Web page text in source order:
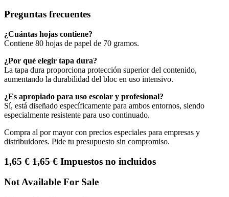
Preguntas frecuentes
¿Cuántas hojas contiene?
Contiene 80 hojas de papel de 70 gramos.
¿Por qué elegir tapa dura?
La tapa dura proporciona protección superior del contenido,
aumentando la durabilidad del bloc en uso intensivo.
¿Es apropiado para uso escolar y profesional?
Sí, está diseñado específicamente para ambos entornos, siendo
especialmente resistente para uso continuado.
Compra al por mayor con precios especiales para empresas y
distribuidores. Pide tu presupuesto sin compromiso.
1,65 € 1,65€ Impuestos no incluidos
Not Available For Sale